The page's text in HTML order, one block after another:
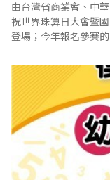
由台灣省商業會、中
祝世界珠算日大會暨
登場；今年報名參賽
數 前全球已經普遍電腦化，但是珠心算開發人腦機智、靈活、提升
記憶力等功能，仍然